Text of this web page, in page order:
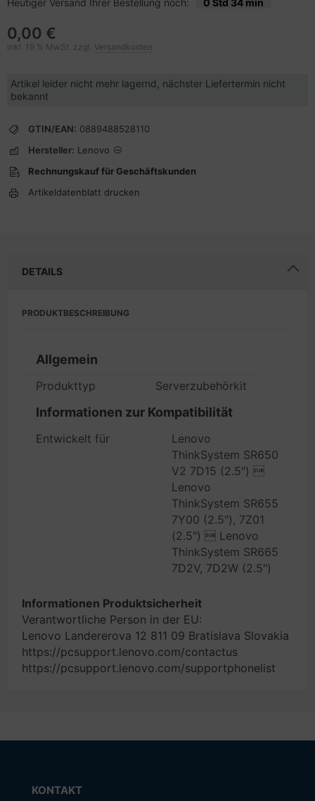
Heutiger Versand Ihrer Bestellung noch:
0 Std 34 min
0,00 €
inkl. 19 % MwSt. zzgl. Versandkosten
Artikel leider nicht mehr lagernd, nächster Liefertermin nicht
bekannt
GTIN/EAN: 0889488528110
Hersteller: Lenovo
Rechnungskauf für Geschäftskunden
Artikeldatenblatt drucken
DETAILS
PRODUKTBESCHREIBUNG
Allgemein
Produkttyp Serverzubehörkit
Informationen zur Kompatibilität
Entwickelt für
Lenovo
ThinkSystem SR650
V2 7D15 (2.5") 
Lenovo
ThinkSystem SR655
7Y00 (2.5"), 7Z01
(2.5")  Lenovo
ThinkSystem SR665
7D2V, 7D2W (2.5")
Informationen Produktsicherheit
Verantwortliche Person in der EU:
Lenovo Landererova 12 811 09 Bratislava Slovakia
https://pcsupport.lenovo.com/contactus
https://pcsupport.lenovo.com/supportphonelist
KONTAKT